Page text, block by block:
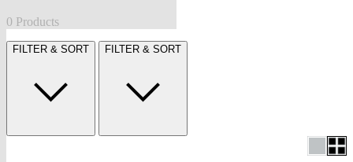
0 Products
FILTER & SORT FILTER & SORT